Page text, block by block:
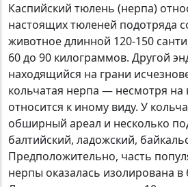
Каспийский тюлень (нерпа)
настоящих тюленей подотряда
животное длинной 120-150
60 до 90 килограммов. Другой
находящийся на грани
кольчатая нерпа — несмотря на
относится к иному виду. У
обширный ареал и несколько
балтийский, ладожский,
Предположительно, часть
нерпы оказалась изолирована в